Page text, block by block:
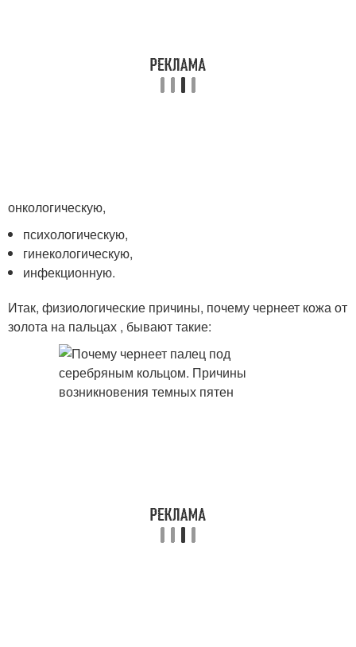
онкологическую,
психологическую,
гинекологическую,
инфекционную.
Итак, физиологические причины, почему чернеет кожа от
золота на пальцах , бывают такие: